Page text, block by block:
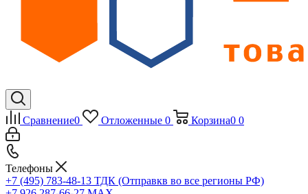
Сравнение0 Отложенные 0 Корзина0 0
Телефоны
+7 (495) 783-48-13 ТДК (Отправкв во все регионы РФ)